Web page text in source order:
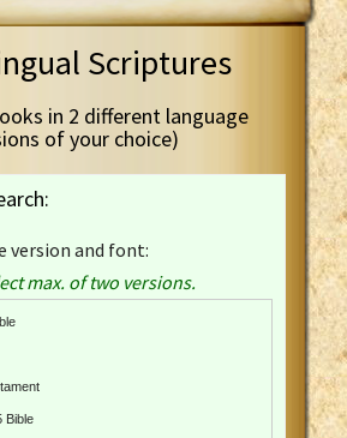
Scriptures
in 2 different language
of your choice)
version and font:
max. of two versions.
Bible